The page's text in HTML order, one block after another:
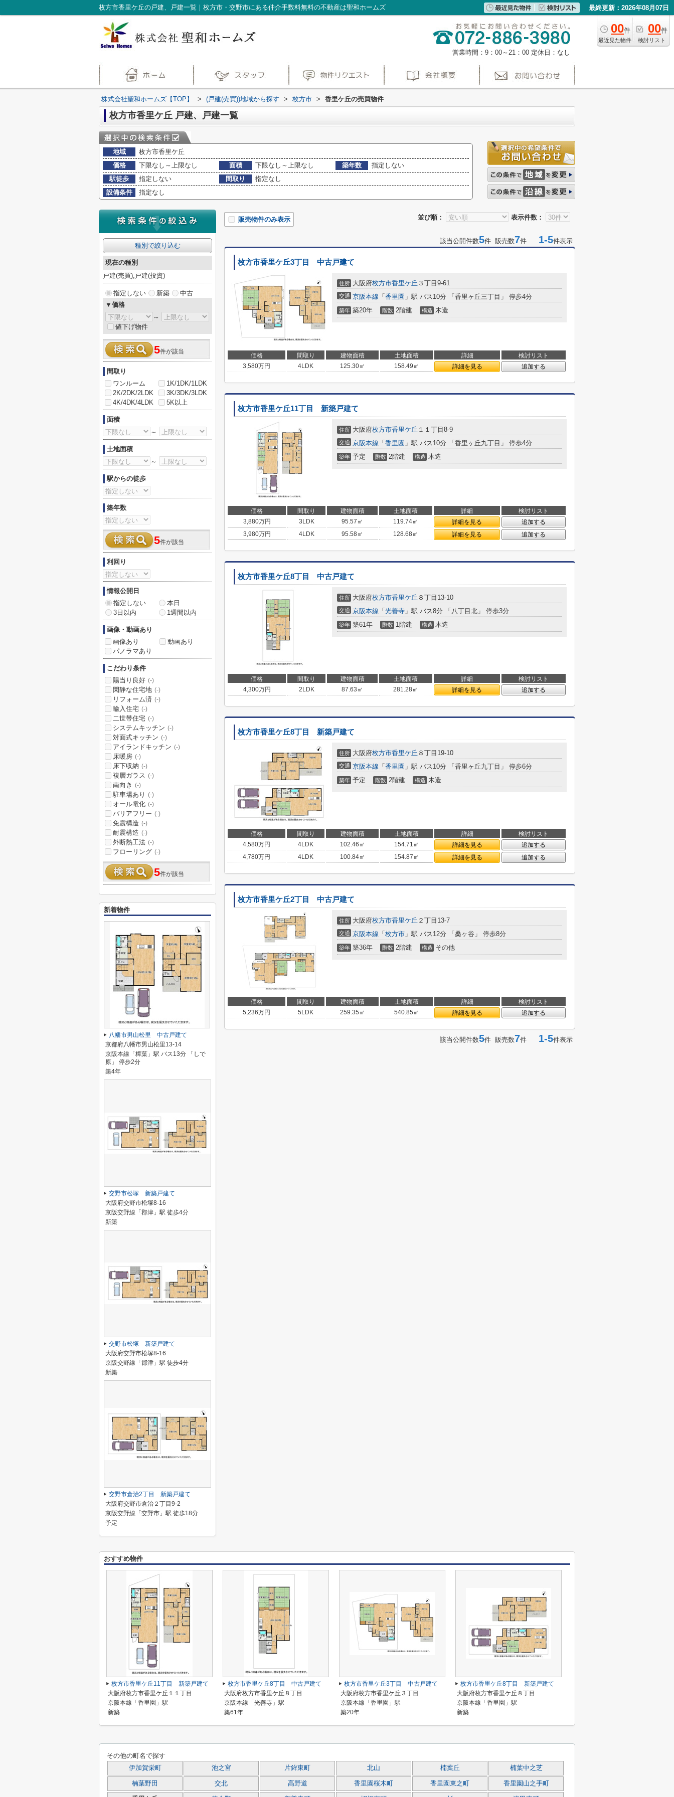
枚方市香里ケ丘の戸建、戸建一覧｜枚方市・交野市にある仲介手数料無料の不動産は聖和ホームズ 最終更新：2026年08月07日
00件
最近見た物件
00件
検討リスト
営業時間：9：00～21：00 定休日：なし
株式会社聖和ホームズ【TOP】 > (戸建(売買))地域から探す > 枚方市 > 香里ケ丘の売買物件
枚方市香里ケ丘 戸建、戸建一覧
地域
枚方市香里ケ丘
価格
下限なし～上限なし 面積 下限なし～上限なし 築年数
指定しない
駅徒歩
指定しない 間取り
指定なし
設備条件
指定なし
並び順： 表示件数：
販売物件のみ表示
該当公開件数5件 販売数7件 1-5件表示
枚方市香里ケ丘3丁目 中古戸建て
住所 大阪府枚方市香里ケ丘 ３丁目9-61
交通 京阪本線 「 香里園 」駅 バス10分 「香里ヶ丘三丁目」 停歩4分
築年 築20年 階数 2階建 構造 木造
価格 間取り 建物面積 土地面積 詳細
検討リスト
3,580万円 4LDK 125.30㎡ 158.49㎡ 詳細を見る 追加する
枚方市香里ケ丘11丁目 新築戸建て
住所 大阪府枚方市香里ケ丘 １１丁目8-9
交通 京阪本線 「 香里園 」駅 バス10分 「香里ヶ丘九丁目」 停歩4分
築年 予定 階数 2階建 構造 木造
価格 間取り 建物面積 土地面積 詳細
検討リスト
3,880万円 3LDK 95.57㎡ 119.74㎡ 詳細を見る
追加する
3,980万円 4LDK 95.58㎡ 128.68㎡ 詳細を見る 追加する
枚方市香里ケ丘8丁目 中古戸建て
住所 大阪府枚方市香里ケ丘 ８丁目13-10
交通 京阪本線 「 光善寺 」駅 バス8分 「八丁目北」 停歩3分
築年 築61年 階数 1階建 構造 木造
価格 間取り 建物面積 土地面積 詳細
検討リスト
4,300万円 2LDK 87.63㎡ 281.28㎡ 詳細を見る 追加する
枚方市香里ケ丘8丁目 新築戸建て
住所 大阪府枚方市香里ケ丘 ８丁目19-10
交通 京阪本線 「 香里園 」駅 バス10分 「香里ヶ丘九丁目」 停歩6分
築年 予定 階数 2階建 構造 木造
価格 間取り 建物面積 土地面積 詳細
検討リスト
4,580万円 4LDK 102.46㎡ 154.71㎡ 詳細を見る
追加する
4,780万円 4LDK 100.84㎡ 154.87㎡ 詳細を見る 追加する
枚方市香里ケ丘2丁目 中古戸建て
住所 大阪府枚方市香里ケ丘 ２丁目13-7
交通 京阪本線 「 枚方市 」駅 バス12分 「桑ヶ谷」 停歩8分
築年 築36年 階数 2階建 構造 その他
価格 間取り 建物面積 土地面積 詳細
検討リスト
5,236万円 5LDK 259.35㎡ 540.85㎡ 詳細を見る 追加する
該当公開件数5件 販売数7件 1-5件表示
種別で絞り込む
現在の種別
戸建(売買),戸建(投資)
指定しない 新築
中古
▼価格
～
値下げ物件
5件が該当
間取り
ワンルーム
1K/1DK/1LDK
2K/2DK/2LDK
3K/3DK/3LDK
4K/4DK/4LDK
5K以上
面積
～
土地面積
～
駅からの徒歩
築年数
5件が該当
利回り
情報公開日
指定しない
本日
3日以内
1週間以内
画像・動画あり
画像あり
動画あり
パノラマあり
こだわり条件
陽当り良好 (-)
閑静な住宅地 (-)
リフォーム済 (-)
輸入住宅 (-)
二世帯住宅 (-)
システムキッチン (-)
対面式キッチン (-)
アイランドキッチン (-)
床暖房 (-)
床下収納 (-)
複層ガラス (-)
南向き (-)
駐車場あり (-)
オール電化 (-)
バリアフリー (-)
免震構造 (-)
耐震構造 (-)
外断熱工法 (-)
フローリング (-)
5件が該当
新着物件
八幡市男山松里 中古戸建て
京都府八幡市男山松里13-14
京阪本線「樟葉」駅 バス13分 「しで
原」 停歩2分
築4年
交野市松塚 新築戸建て
大阪府交野市松塚8-16
京阪交野線「郡津」駅 徒歩4分
新築
交野市松塚 新築戸建て
大阪府交野市松塚8-16
京阪交野線「郡津」駅 徒歩4分
新築
交野市倉治2丁目 新築戸建て
大阪府交野市倉治２丁目9-2
京阪交野線「交野市」駅 徒歩18分
予定
おすすめ物件
枚方市香里ケ丘11丁目 新築戸建て
大阪府枚方市香里ケ丘１１丁目
京阪本線「香里園」駅
新築
枚方市香里ケ丘8丁目 中古戸建て
大阪府枚方市香里ケ丘８丁目
京阪本線「光善寺」駅
築61年
枚方市香里ケ丘3丁目 中古戸建て
大阪府枚方市香里ケ丘３丁目
京阪本線「香里園」駅
築20年
枚方市香里ケ丘8丁目 新築戸建て
大阪府枚方市香里ケ丘８丁目
京阪本線「香里園」駅
新築
その他の町名で探す
伊加賀栄町 池之宮 片鉾東町 北山 楠葉丘 楠葉中之芝
楠葉野田 交北 高野道 香里園桜木町 香里園東之町 香里園山之手町